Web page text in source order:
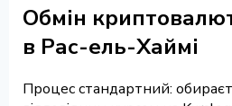
Обмін
в Рас-ель-Хаймі
Процес стандартний: